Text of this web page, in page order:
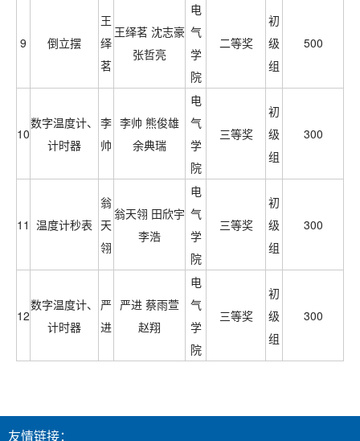
9 倒立摆
王
绎
茗
王绎茗 沈志豪
张哲亮
电
气
学
院
二等奖
初
级
组
500
10
数字温度计、
计时器
李
帅
李帅 熊俊雄
余典瑞
电
气
学
院
三等奖
初
级
组
300
11 温度计秒表
翁
天
翎
翁天翎 田欣宇
李浩
电
气
学
院
三等奖
初
级
组
300
12
数字温度计、
计时器
严
进
严进 蔡雨萱
赵翔
电
气
学
院
三等奖
初
级
组
300
友情链接：